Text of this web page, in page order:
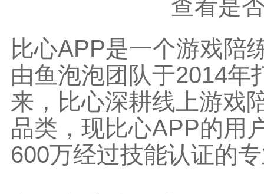
查看是
比心APP是一个游戏陪
由鱼泡泡团队于2014年
来，比心深耕线上游戏
品类，现比心APP的用
600万经过技能认证的